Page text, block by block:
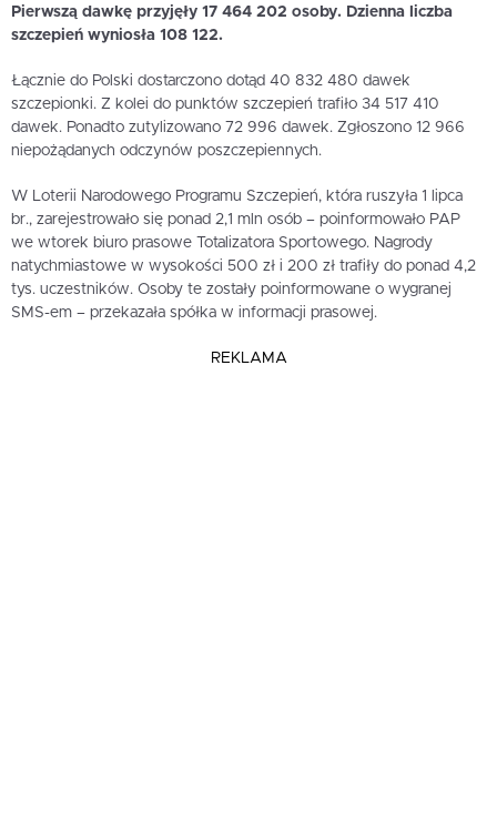
Pierwszą dawkę przyjęły 17 464 202 osoby. Dzienna liczba
szczepień wyniosła 108 122.
Łącznie do Polski dostarczono dotąd 40 832 480 dawek
szczepionki. Z kolei do punktów szczepień trafiło 34 517 410
dawek. Ponadto zutylizowano 72 996 dawek. Zgłoszono 12 966
niepożądanych odczynów poszczepiennych.
W Loterii Narodowego Programu Szczepień, która ruszyła 1 lipca
br., zarejestrowało się ponad 2,1 mln osób – poinformowało PAP
we wtorek biuro prasowe Totalizatora Sportowego. Nagrody
natychmiastowe w wysokości 500 zł i 200 zł trafiły do ponad 4,2
tys. uczestników. Osoby te zostały poinformowane o wygranej
SMS-em – przekazała spółka w informacji prasowej.
REKLAMA